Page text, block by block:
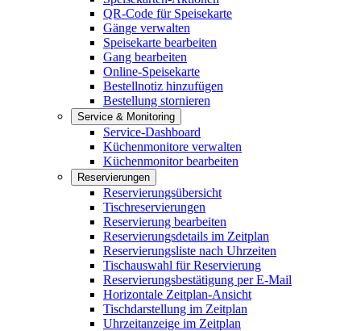
QR-Code für Speisekarte
Gänge verwalten
Speisekarte bearbeiten
Gang bearbeiten
Online-Speisekarte
Bestellnotiz hinzufügen
Bestellung stornieren
Service & Monitoring
Service-Dashboard
Küchenmonitore verwalten
Küchenmonitor bearbeiten
Reservierungen
Reservierungsübersicht
Tischreservierungen
Reservierung bearbeiten
Reservierungsdetails im Zeitplan
Reservierungsliste nach Uhrzeiten
Tischauswahl für Reservierung
Reservierungsbestätigung per E-Mail
Horizontale Zeitplan-Ansicht
Tischdarstellung im Zeitplan
Uhrzeitanzeige im Zeitplan